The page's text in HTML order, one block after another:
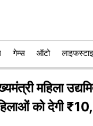
गेम्स ऑटो
महिला
को देगी